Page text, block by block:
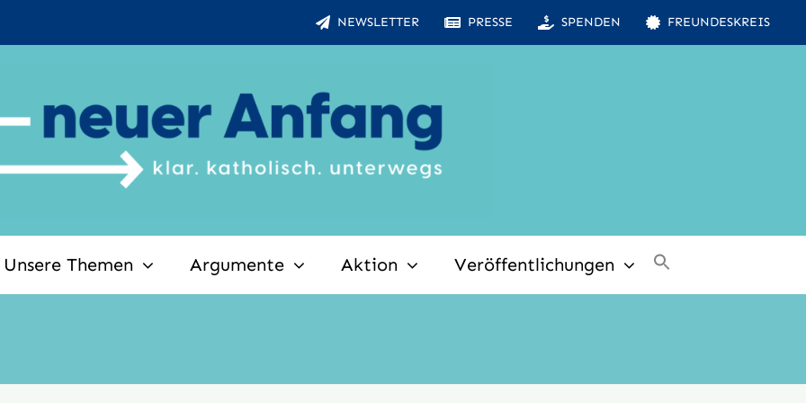
NEWSLETTER PRESSE SPENDEN FREUNDESKREIS
Unsere Themen Argumente Aktion Veröffentlichungen